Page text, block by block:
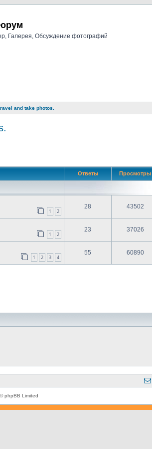
Галерея, Обсуждение фотографий
and take photos.
Ответы Просмотры
1 2
28 43502
1 2
23 37026
1 2 3 4
55 60890
phpBB Limited